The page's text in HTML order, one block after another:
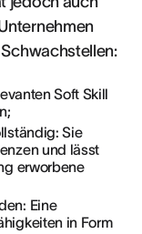
Soft Skill
Sie
und lässt
erworbene
Eine
in Form